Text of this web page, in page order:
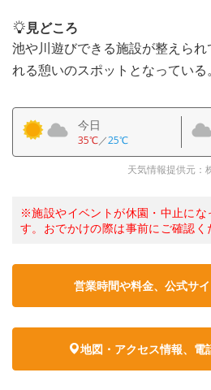
見どころ
池や川遊びできる施設が整えら
れる憩いのスポットとなっている。
今日
35℃／25℃
天気情報提供元：
※施設やイベントが休園・中止にな
す。おでかけの際は事前にご確認く
営業時間や料金、公式サ
地図・アクセス情報、電